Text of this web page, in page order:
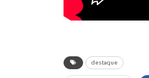
destaque